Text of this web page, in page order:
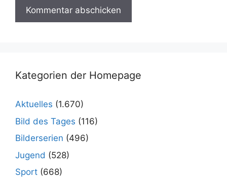
Kategorien der Homepage
Aktuelles (1.670)
Bild des Tages (116)
Bilderserien (496)
Jugend (528)
Sport (668)